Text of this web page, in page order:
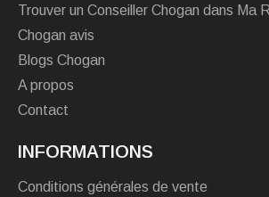
Trouver un Conseiller Chogan dans Ma
Chogan avis
Blogs Chogan
A propos
Contact
INFORMATIONS
Conditions générales de vente